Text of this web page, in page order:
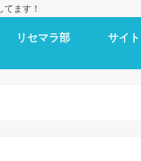
ます！
リセマラ部 サイ